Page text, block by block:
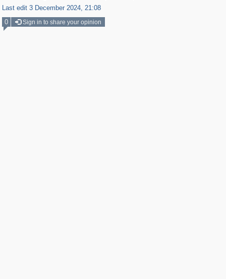
Last edit 3 December 2024, 21:08
0
Sign in to share your opinion